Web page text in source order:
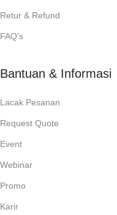
Retur & Refund
FAQ's
Bantuan & Informasi
Lacak Pesanan
Request Quote
Event
Webinar
Promo
Karir